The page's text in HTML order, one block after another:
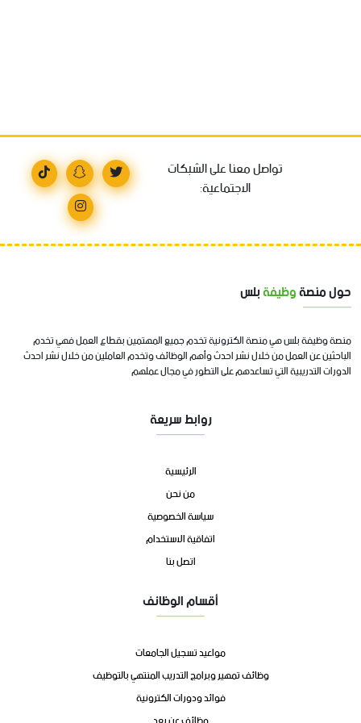
تواصل معنا على الشبكات
الاجتماعية:
حول منصةوظيفةبلس
منصة وظيفة بلس هي منصة الكترونية تخدم جميع المهتمين بقطاع العمل فهي تخدم
الباحثين عن العمل من خلال نشر احدث وأهم الوظائف وتخدم العاملين من خلال نشر احدث
الدورات التدريبية التي تساعدهم على التطور في مجال عملهم
روابط سريعة
الرئيسية
من نحن
سياسة الخصوصية
اتفاقية الاستخدام
اتصل بنا
أقسام الوظائف
مواعيد تسجيل الجامعات
وظائف تمهير وبرامج التدريب المنتهي بالتوظيف
فوائد ودورات الكترونية